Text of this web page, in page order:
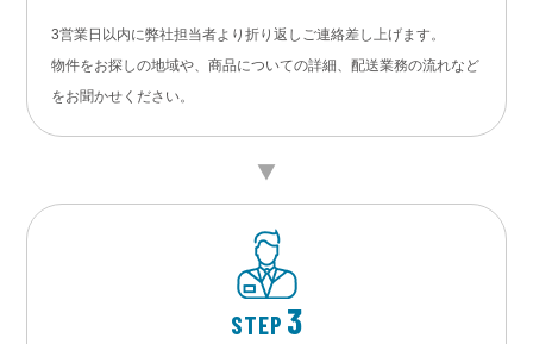
3営業日以内に弊社担当者より折り返しご連絡差し上げます。
物件をお探しの地域や、商品についての詳細、配送業務の流れなど
をお聞かせください。
STEP 3